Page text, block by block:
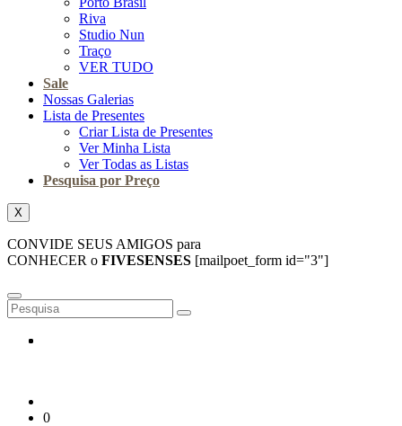
Riva
Studio Nun
Traço
VER TUDO
Sale
Nossas Galerias
Lista de Presentes
Criar Lista de Presentes
Ver Minha Lista
Ver Todas as Listas
Pesquisa por Preço
X
CONVIDE SEUS AMIGOS para
CONHECER o FIVESENSES [mailpoet_form id="3"]
0